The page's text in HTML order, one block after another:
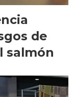
de
salmón